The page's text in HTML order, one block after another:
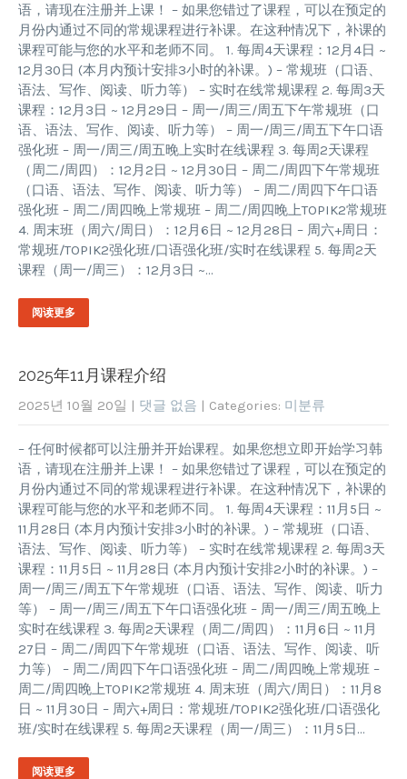
语，请现在注册并上课！ – 如果您错过了课程，可以在预定的
月份内通过不同的常规课程进行补课。在这种情况下，补课的
课程可能与您的水平和老师不同。 1. 每周4天课程：12月4日 ~
12月30日 (本月内预计安排3小时的补课。) – 常规班（口语、
语法、写作、阅读、听力等） – 实时在线常规课程 2. 每周3天
课程：12月3日 ~ 12月29日 – 周一/周三/周五下午常规班（口
语、语法、写作、阅读、听力等） – 周一/周三/周五下午口语
强化班 – 周一/周三/周五晚上实时在线课程 3. 每周2天课程
（周二/周四）：12月2日 ~ 12月30日 – 周二/周四下午常规班
（口语、语法、写作、阅读、听力等） – 周二/周四下午口语
强化班 – 周二/周四晚上常规班 – 周二/周四晚上TOPIK2常规班
4. 周末班（周六/周日）：12月6日 ~ 12月28日 – 周六+周日：
常规班/TOPIK2强化班/口语强化班/实时在线课程 5. 每周2天
课程（周一/周三）：12月3日 ~…
阅读更多
2025年11月课程介绍
2025년 10월 20일 | 댓글 없음 | Categories: 미분류
– 任何时候都可以注册并开始课程。如果您想立即开始学习韩
语，请现在注册并上课！ – 如果您错过了课程，可以在预定的
月份内通过不同的常规课程进行补课。在这种情况下，补课的
课程可能与您的水平和老师不同。 1. 每周4天课程：11月5日 ~
11月28日 (本月内预计安排3小时的补课。) – 常规班（口语、
语法、写作、阅读、听力等） – 实时在线常规课程 2. 每周3天
课程：11月5日 ~ 11月28日 (本月内预计安排2小时的补课。) –
周一/周三/周五下午常规班（口语、语法、写作、阅读、听力
等） – 周一/周三/周五下午口语强化班 – 周一/周三/周五晚上
实时在线课程 3. 每周2天课程（周二/周四）：11月6日 ~ 11月
27日 – 周二/周四下午常规班（口语、语法、写作、阅读、听
力等） – 周二/周四下午口语强化班 – 周二/周四晚上常规班 –
周二/周四晚上TOPIK2常规班 4. 周末班（周六/周日）：11月8
日 ~ 11月30日 – 周六+周日：常规班/TOPIK2强化班/口语强化
班/实时在线课程 5. 每周2天课程（周一/周三）：11月5日…
阅读更多